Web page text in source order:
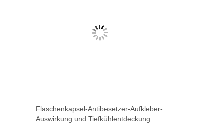
Flaschenkapsel-Antibesetzer-Aufkleber-
Auswirkung und Tiefkühlentdeckung